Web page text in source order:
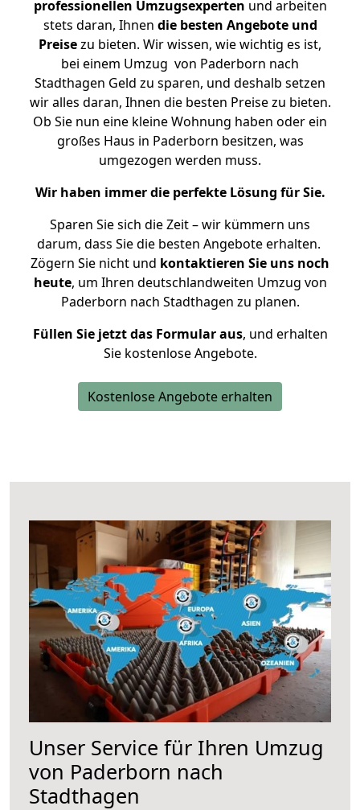
professionellen Umzugsexperten und arbeiten
stets daran, Ihnen die besten Angebote und
Preisezu bieten. Wir wissen, wie wichtig es ist,
bei einem Umzug von Paderborn nach
Stadthagen Geld zu sparen, und deshalb setzen
wir alles daran, Ihnen die besten Preise zu bieten.
Ob Sie nun eine kleine Wohnung haben oder ein
großes Haus in Paderborn besitzen, was
umgezogen werden muss.
Wir haben immer die perfekte Lösung für Sie.
Sparen Sie sich die Zeit – wir kümmern uns
darum, dass Sie die besten Angebote erhalten.
Zögern Sie nicht und kontaktieren Sie uns noch
heute, um Ihren deutschlandweiten Umzug von
Paderborn nach Stadthagen zu planen.
Füllen Sie jetzt das Formular aus, und erhalten
Sie kostenlose Angebote.
Kostenlose Angebote erhalten
Unser Service für Ihren Umzug
von Paderborn nach
Stadthagen